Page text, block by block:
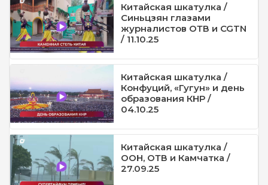
Китайская шкатулка /
Синьцзян глазами
журналистов ОТВ и CGTN
/ 11.10.25
Китайская шкатулка /
Конфуций, «Гугун» и день
образования КНР /
04.10.25
Китайская шкатулка /
ООН, ОТВ и Камчатка /
27.09.25